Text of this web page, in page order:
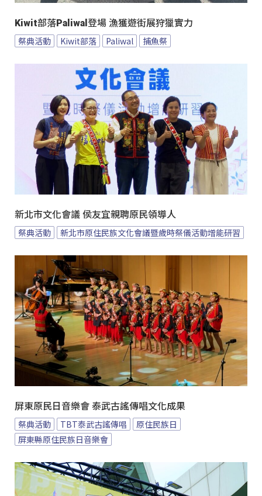
Kiwit部落Paliwal登場 漁獲遊街展狩獵實力
祭典活動 Kiwit部落 Paliwal 捕魚祭
新北市文化會議 侯友宜親聘原民領導人
祭典活動 新北市原住民族文化會議暨歲時祭儀活動增能研習
屏東原民日音樂會 泰武古謠傳唱文化成果
祭典活動 TBT泰武古謠傳唱
原住民族日
屏東縣原住民族日音樂會